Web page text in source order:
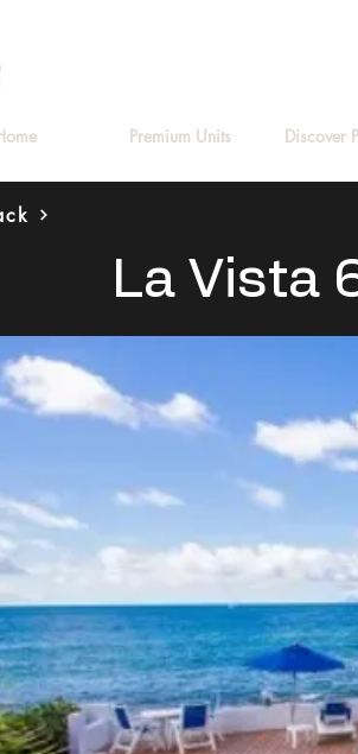
Premium Units Discover
La Vista